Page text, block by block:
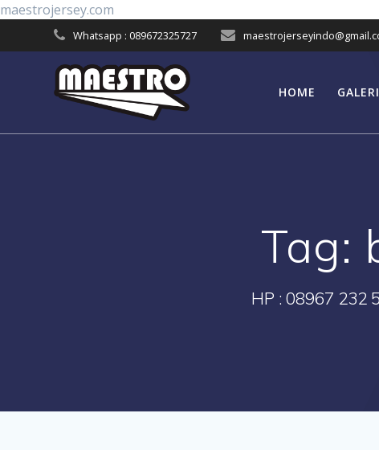
maestrojersey.com
content
Whatsapp : 089672325727
HOME
Tag:
HP : 08967 232